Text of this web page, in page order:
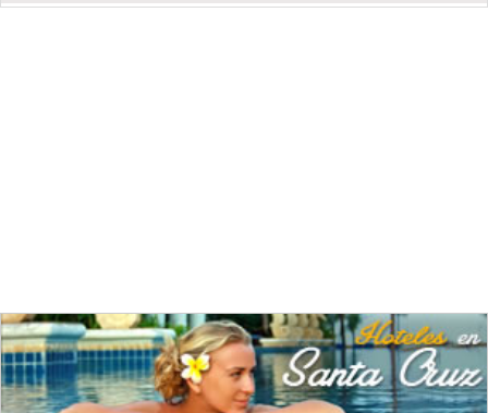
Cuero(1)
Curtidurías(4)
Editoriales(4)